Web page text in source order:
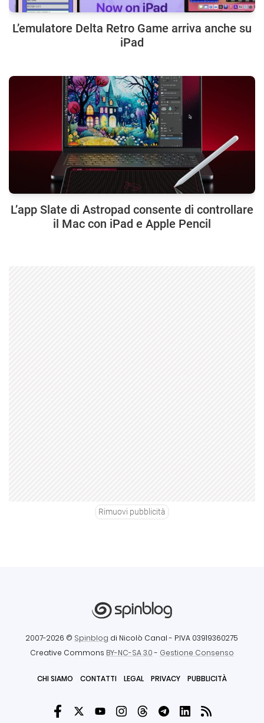
L’emulatore Delta Retro Game arriva anche su
iPad
L’app Slate di Astropad consente di controllare
il Mac con iPad e Apple Pencil
Rimuovi pubblicità
2007-2026 © Spinblog di Nicolò Canal - P.IVA 03919360275
Creative Commons BY-NC-SA 3.0- Gestione Consenso
CHI SIAMO CONTATTI LEGAL PRIVACY PUBBLICITÀ